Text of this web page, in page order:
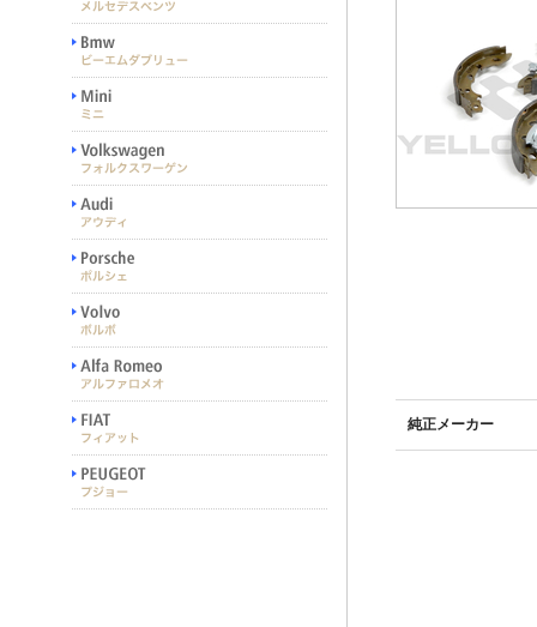
純正メーカー